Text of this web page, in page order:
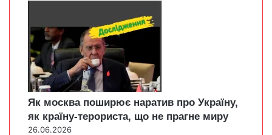
Як москва поширює наратив про Україну,
як країну-терориста, що не прагне миру
26.06.2026